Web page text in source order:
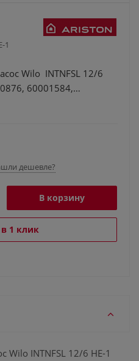
1
Wilo INTNFSL 12/6
60001584,
дешевле?
В корзину
1 клик
Wilo INTNFSL 12/6 HE-1